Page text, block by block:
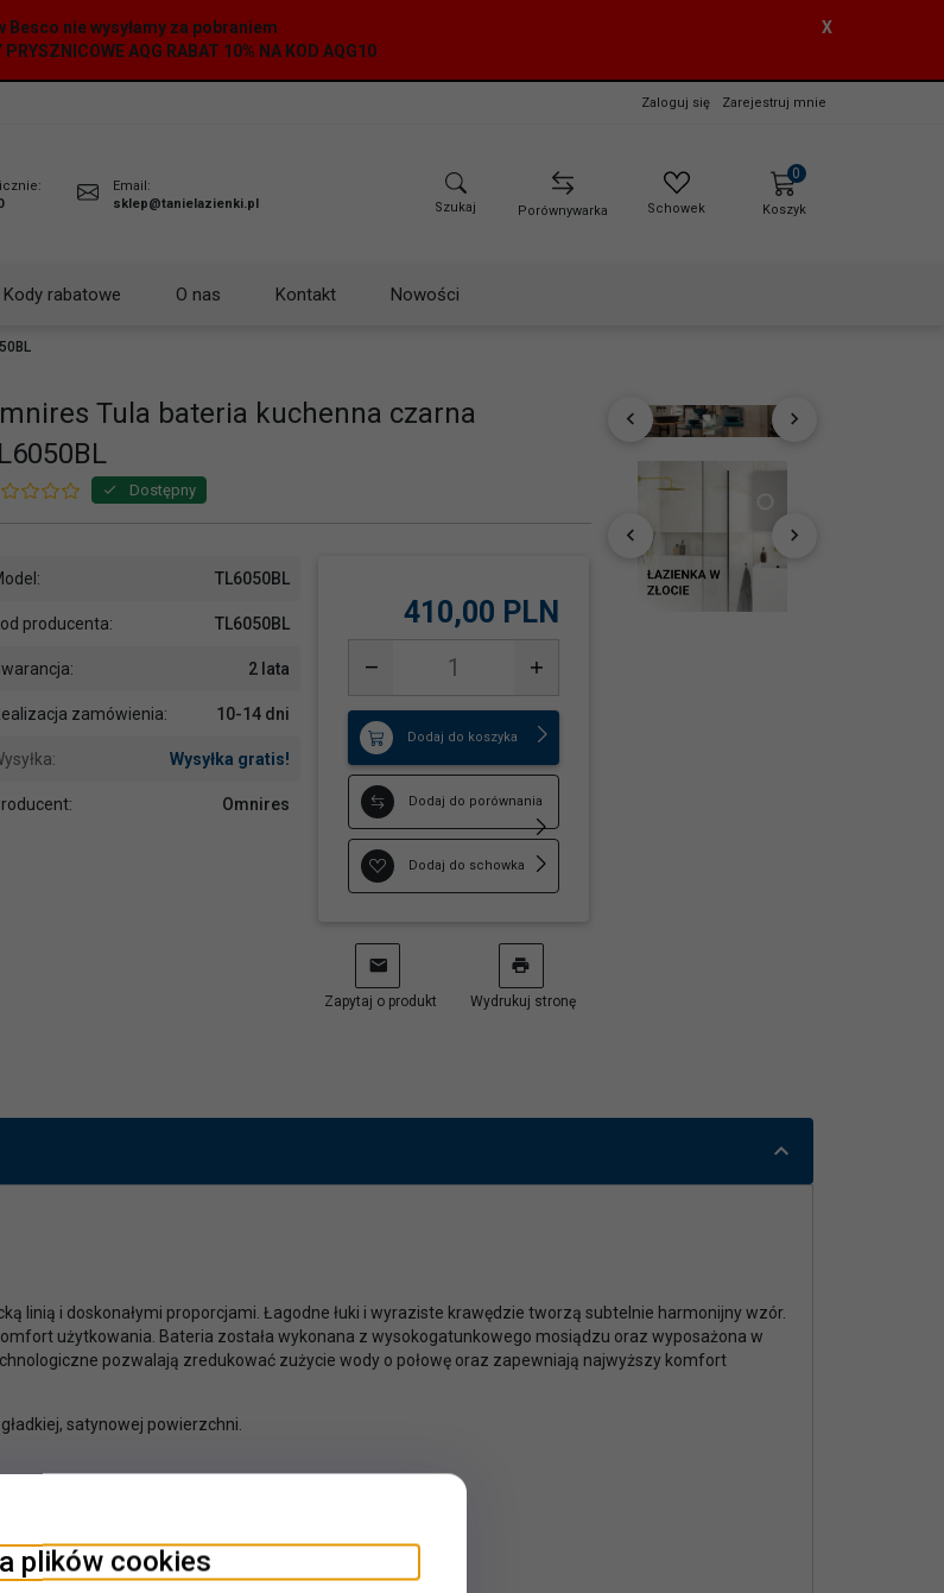
Besco nie wysyłamy za pobraniem
PRYSZNICOWE AQG RABAT 10% NA KOD AQG10
X
Zaloguj się Zarejestruj mnie
Email:
sklep@tanielazienki.pl
Szukaj Porównywarka Schowek
0
Koszyk
Kody rabatowe O nas Kontakt Nowości
Tula bateria kuchenna czarna
Dostępny
TL6050BL
producenta: TL6050BL
2 lata
zamówienia: 10-14 dni
Wysyłka gratis!
Omnires
410,00 PLN
Dodaj do koszyka
Dodaj do porównania
Dodaj do schowka
Zapytaj o produkt Wydrukuj stronę
linią i doskonałymi proporcjami. Łagodne łuki i wyraziste krawędzie tworzą subtelnie harmonijny wzór.
użytkowania. Bateria została wykonana z wysokogatunkowego mosiądzu oraz wyposażona w
pozwalają zredukować zużycie wody o połowę oraz zapewniają najwyższy komfort
satynowej powierzchni.
plików cookies